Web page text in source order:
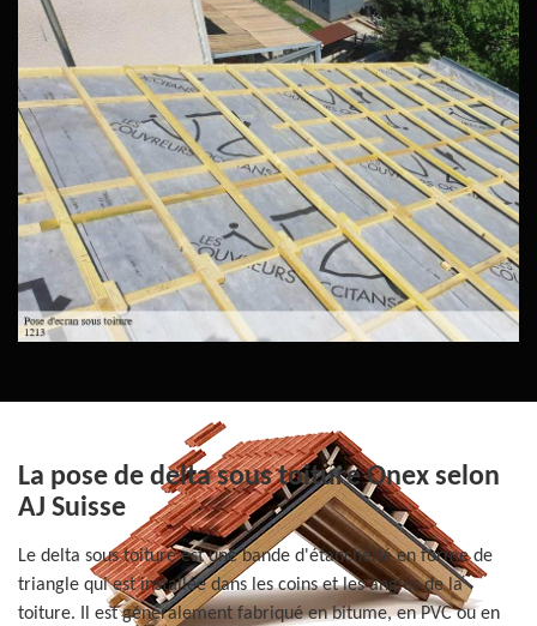
La pose de delta sous toiture Onex selon
AJ Suisse
Le delta sous toiture est une bande d'étanchéité en forme de
triangle qui est installée dans les coins et les angles de la
toiture. Il est généralement fabriqué en bitume, en PVC ou en